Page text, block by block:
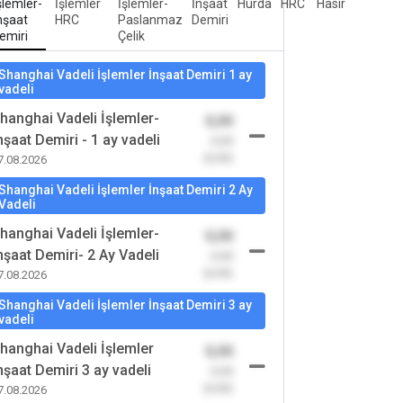
İşlemler
HRC
İşlemler-
Paslanmaz
Çelik
İnşaat
Demiri
Hurda
HRC
Hasır
Vadeli İşlemler İnşaat Demiri 1 ay
Vadeli İşlemler-
Demiri - 1 ay vadeli
0,00
Vadeli İşlemler İnşaat Demiri 2 Ay
Vadeli İşlemler-
Demiri- 2 Ay Vadeli
0,00
Vadeli İşlemler İnşaat Demiri 3 ay
Vadeli İşlemler
Demiri 3 ay vadeli
0,00